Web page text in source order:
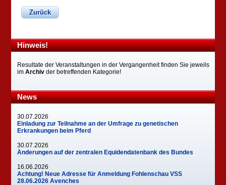
Zurück
Hinweis!
Resultate der Veranstaltungen in der Vergangenheit finden Sie jeweils
imArchiv der betreffenden Kategorie!
News
30.07.2026
Einladung zur Teilnahme an der Umfrage zu genetischen
Erkrankungen beim Pferd
30.07.2026
Änderungen auf der zentralen Equidendatenbank des Bundes
16.06.2026
Achtung! Neue Adresse für Anmeldung Fohlenschau VSS
28.06.2026 Avenches